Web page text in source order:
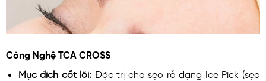
Công Nghệ TCA CROSS
Mục đích cốt lõi: Đặc trị cho sẹo rỗ dạng Ice Pick (sẹo